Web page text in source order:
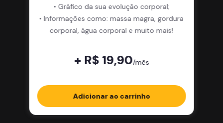
• Gráfico da sua evolução corporal;
• Informações como: massa magra, gordura
corporal, água corporal e muito mais!
+ R$ 19,90/mês
Adicionar ao carrinho